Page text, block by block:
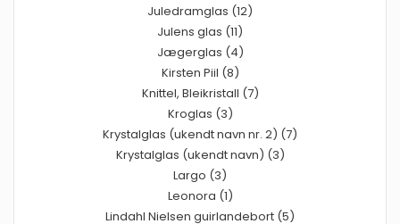
Juledramglas (12)
Julens glas (11)
Jægerglas (4)
Kirsten Piil (8)
Knittel, Bleikristall (7)
Kroglas (3)
Krystalglas (ukendt navn nr. 2) (7)
Krystalglas (ukendt navn) (3)
Largo (3)
Leonora (1)
Lindahl Nielsen guirlandebort (5)